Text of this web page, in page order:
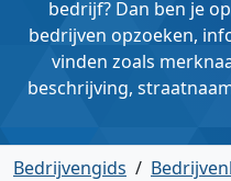
bedrijf? Dan ben je
bedrijven opzoeken,
vinden zoals
beschrijving,
Bedrijvengids /